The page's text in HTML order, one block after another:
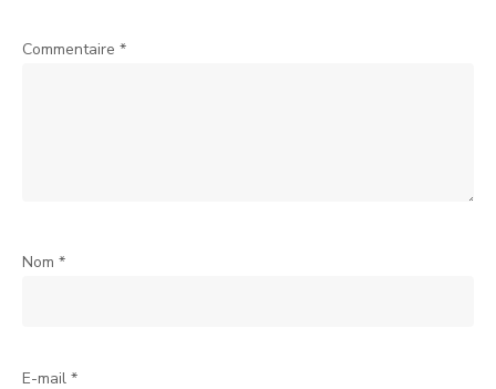
Commentaire *
Nom *
E-mail *